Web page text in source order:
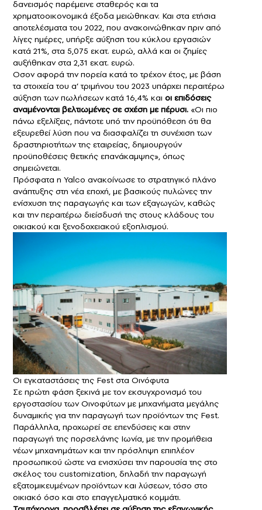
δανεισμός παρέμεινε σταθερός και τα
χρηματοοικονομικά έξοδα μειώθηκαν. Και στα ετήσια
αποτελέσματα του 2022, που ανακοινώθηκαν πριν από
λίγες ημέρες, υπήρξε αύξηση του κύκλου εργασιών
κατά 21%, στα 5,075 εκατ. ευρώ, αλλά και οι ζημίες
αυξήθηκαν στα 2,31 εκατ. ευρώ.
Oσον αφορά την πορεία κατά το τρέχον έτος, με βάση
τα στοιχεία του α’ τριμήνου του 2023 υπάρχει περαιτέρω
αύξηση των πωλήσεων κατά 16,4% και οι επιδόσεις
αναμένονται βελτιωμένες σε σχέση με πέρυσι. «Οι πιο
πάνω εξελίξεις, πάντοτε υπό την προϋπόθεση ότι θα
εξευρεθεί λύση που να διασφαλίζει τη συνέχιση των
δραστηριοτήτων της εταιρείας, δημιουργούν
προϋποθέσεις θετικής επανάκαμψης», όπως
σημειώνεται.
Πρόσφατα η Yalco ανακοίνωσε το στρατηγικό πλάνο
ανάπτυξης στη νέα εποχή, με βασικούς πυλώνες την
ενίσχυση της παραγωγής και των εξαγωγών, καθώς
και την περαιτέρω διείσδυσή της στους κλάδους του
οικιακού και ξενοδοχειακού εξοπλισμού.
Οι εγκαταστάσεις της Fest στα Οινόφυτα
Σε πρώτη φάση ξεκινά με τον εκσυγχρονισμό του
εργοστασίου των Οινοφύτων με μηχανήματα μεγάλης
δυναμικής για την παραγωγή των προϊόντων της Fest.
Παράλληλα, προχωρεί σε επενδύσεις και στην
παραγωγή της πορσελάνης Ιωνία, με την προμήθεια
νέων μηχανημάτων και την πρόσληψη επιπλέον
προσωπικού ώστε να ενισχύσει την παρουσία της στο
σκέλος του customization, δηλαδή την παραγωγή
εξατομικευμένων προϊόντων και λύσεων, τόσο στο
οικιακό όσο και στο επαγγελματικό κομμάτι.